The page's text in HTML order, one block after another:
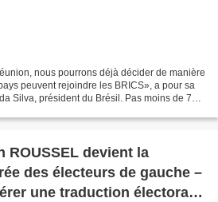
nous pourrons déjà décider de manière
peuvent rejoindre les BRICS», a pour sa
Silva, président du Brésil. Pas moins de 71
ROUSSEL devient la
des électeurs de gauche –
une traduction électorale